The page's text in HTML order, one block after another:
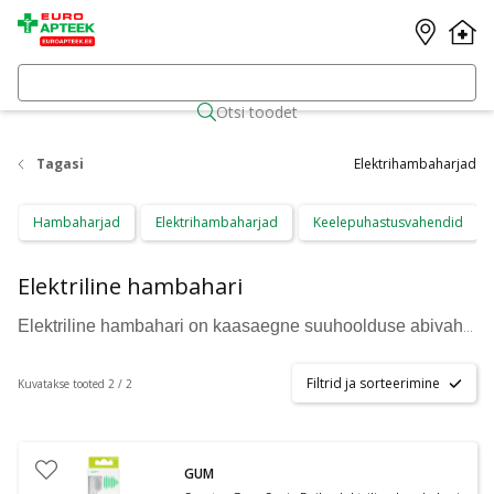
Otsi toodet
Tagasi Elektrihambaharjad
Hambaharjad Elektrihambaharjad Keelepuhastusvahendid
Elektriline hambahari
Elektriline hambahari on kaasaegne suuhoolduse abivahend, mis puhastab hambaid tõhusamalt kui tavaline käsihambahari. Hambahari elektriline tööosa kasutab automaatseid harjamisliigutusi, et eemaldada hambakatt ja hoida igemed tervena. Tänu elektrilisele liikumisele jõuab see ka raskesti ligipääsetavatesse kohtadesse, tagades põhjalikuma puhastuse igapäevaselt. Samuti tasub kombineerida elektrilise hambaharja kasutamist teiste
Kuvatakse tooted 2 / 2 Filtrid ja sorteerimine
GUM